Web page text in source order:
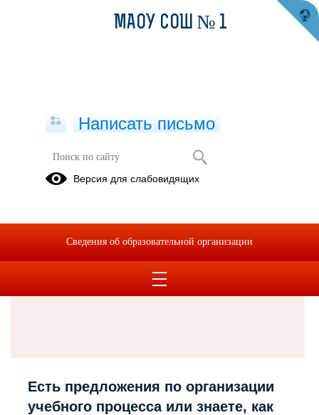
Есть предложения по организации
учебного процесса или знаете, как
МАОУ СОШ № 1
Написать письмо
Версия для слабовидящих
Сведения об образовательной организации